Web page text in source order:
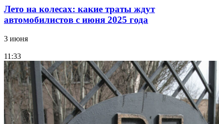
Лето на колесах: какие траты ждут
автомобилистов с июня 2025 года
3 июня
11:33